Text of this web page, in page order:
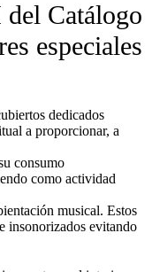
Catálogo
especiales
dedicados
a proporcionar, a
consumo
como actividad
musical. Estos
insonorizados evitando